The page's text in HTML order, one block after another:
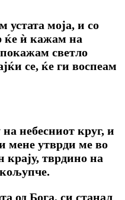
устата моја, и со
ќе ѝ кажам на
светло
се, ќе ги воспеам
небесниот круг, и
мене утврди ме во
крају, тврдино на
од Бога, си станал